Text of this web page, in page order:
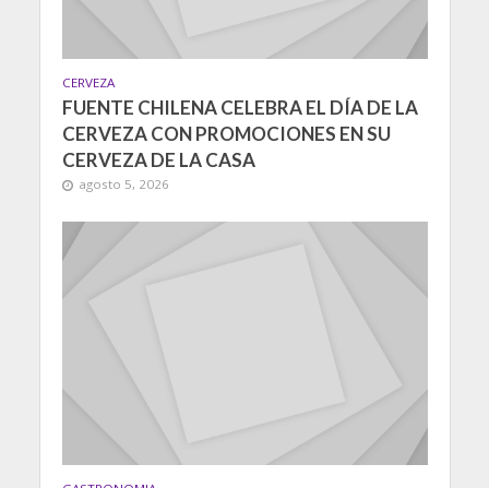
CERVEZA
FUENTE CHILENA CELEBRA EL DÍA DE LA
CERVEZA CON PROMOCIONES EN SU
CERVEZA DE LA CASA
agosto 5, 2026